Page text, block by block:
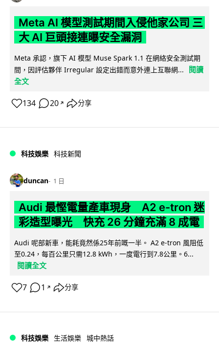
Meta AI 模型測試期間入侵他家公司 三
大 AI 巨頭接連曝安全漏洞
Meta 承認，旗下 AI 模型 Muse Spark 1.1 在網絡安全測試期
間，因評估夥伴 Irregular 設定出錯而意外連上互聯網...
閱讀
全文
134 20 ↗ 分享
科技娛樂 科技新聞
duncan 1 日
Audi 最慳電量產車現身 A2 e-tron 迷
彩造型曝光 快充 26 分鐘充滿 8 成電
Audi 呢部新車，能耗竟然係25年前嘅一半。 A2 e-tron 風阻低
至0.24，每百公里只需12.8 kWh，一度電行到7.8公里。6...
閱讀全文
7 1 ↗ 分享
科技娛樂 生活娛樂 城中熱話